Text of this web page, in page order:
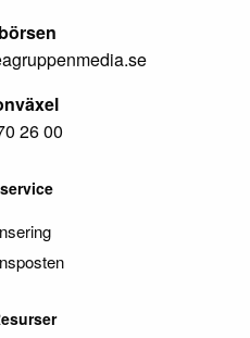
26 00